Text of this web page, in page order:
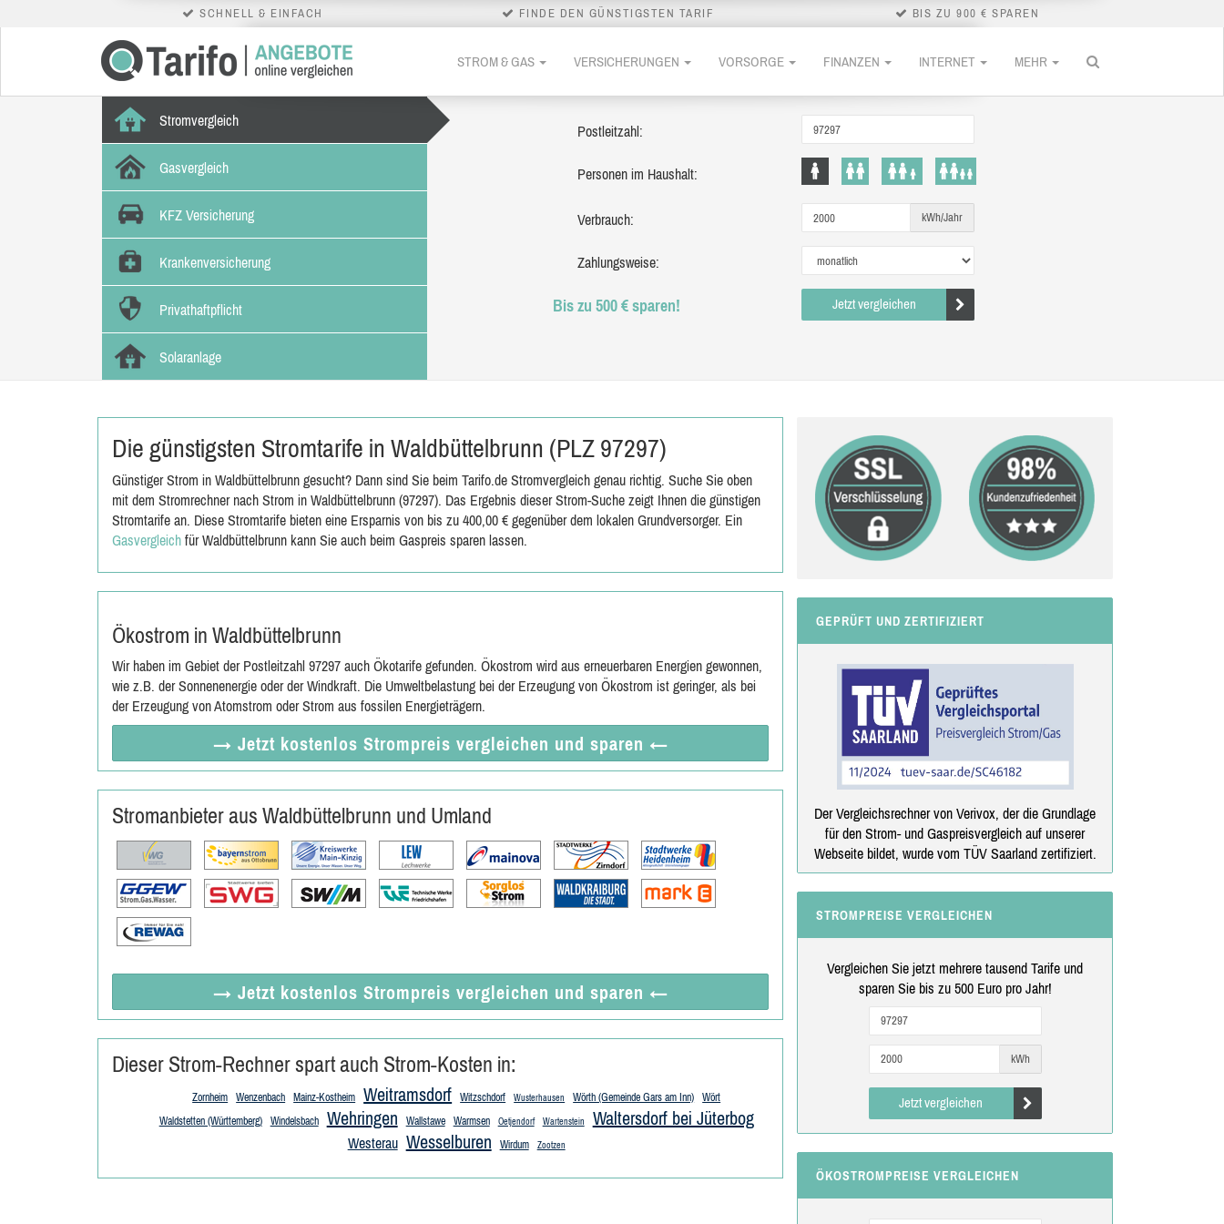
SCHNELL & EINFACH FINDE DEN GÜNSTIGSTEN TARIF BIS ZU 900 € SPAREN
STROM & GAS VERSICHERUNGEN VORSORGE FINANZEN INTERNET MEHR
Stromvergleich
Gasvergleich
KFZ Versicherung
Krankenversicherung
Privathaftpflicht
Solaranlage
Postleitzahl:
Personen im Haushalt:
Verbrauch: kWh/Jahr
Zahlungsweise:
Bis zu 500 € sparen! Jetzt vergleichen
Die günstigsten Stromtarife in Waldbüttelbrunn (PLZ 97297)
Günstiger Strom in Waldbüttelbrunn gesucht? Dann sind Sie beim Tarifo.de Stromvergleich genau richtig. Suche Sie oben
mit dem Stromrechner nach Strom in Waldbüttelbrunn (97297). Das Ergebnis dieser Strom-Suche zeigt Ihnen die günstigen
Stromtarife an. Diese Stromtarife bieten eine Ersparnis von bis zu 400,00 € gegenüber dem lokalen Grundversorger. Ein
Gasvergleich für Waldbüttelbrunn kann Sie auch beim Gaspreis sparen lassen.
Ökostrom in Waldbüttelbrunn
Wir haben im Gebiet der Postleitzahl 97297 auch Ökotarife gefunden. Ökostrom wird aus erneuerbaren Energien gewonnen,
wie z.B. der Sonnenenergie oder der Windkraft. Die Umweltbelastung bei der Erzeugung von Ökostrom ist geringer, als bei
der Erzeugung von Atomstrom oder Strom aus fossilen Energieträgern.
→ Jetzt kostenlos Strompreis vergleichen und sparen ←
Stromanbieter aus Waldbüttelbrunn und Umland
→ Jetzt kostenlos Strompreis vergleichen und sparen ←
Dieser Strom-Rechner spart auch Strom-Kosten in:
Zornheim Wenzenbach Mainz-Kostheim Weitramsdorf Witzschdorf Wusterhausen Wörth (Gemeinde Gars am Inn)
Wört
Waldstetten (Württemberg)
Windelsbach Wehringen Wallstawe Warmsen Oetjendorf Wartenstein Waltersdorf bei Jüterbog
Westerau Wesselburen Wirdum Zootzen
GEPRÜFT UND ZERTIFIZIERT
Der Vergleichsrechner von Verivox, der die Grundlage
für den Strom- und Gaspreisvergleich auf unserer
Webseite bildet, wurde vom TÜV Saarland zertifiziert.
STROMPREISE VERGLEICHEN
Vergleichen Sie jetzt mehrere tausend Tarife und
sparen Sie bis zu 500 Euro pro Jahr!
kWh
Jetzt vergleichen
ÖKOSTROMPREISE VERGLEICHEN